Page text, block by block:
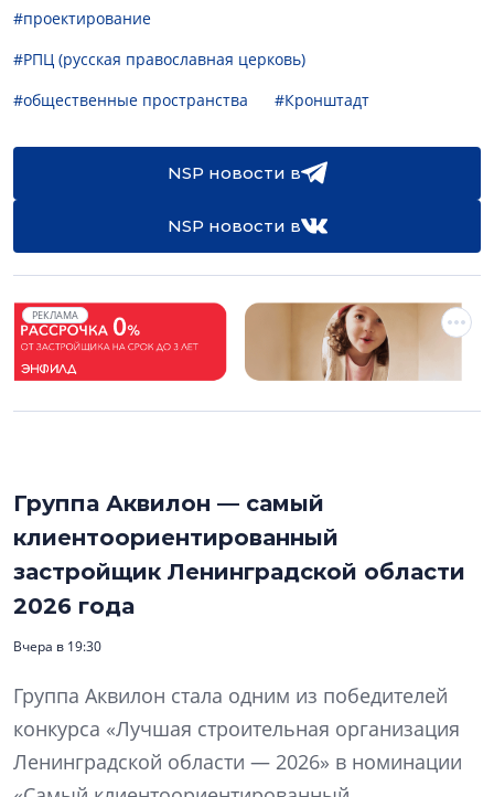
#проектирование
#РПЦ (русская православная церковь)
#общественные пространства
#Кронштадт
NSP новости в
NSP новости в
РЕКЛАМА
Группа Аквилон — самый
клиентоориентированный
застройщик Ленинградской области
2026 года
Вчера в 19:30
Группа Аквилон стала одним из победителей
конкурса «Лучшая строительная организация
Ленинградской области — 2026» в номинации